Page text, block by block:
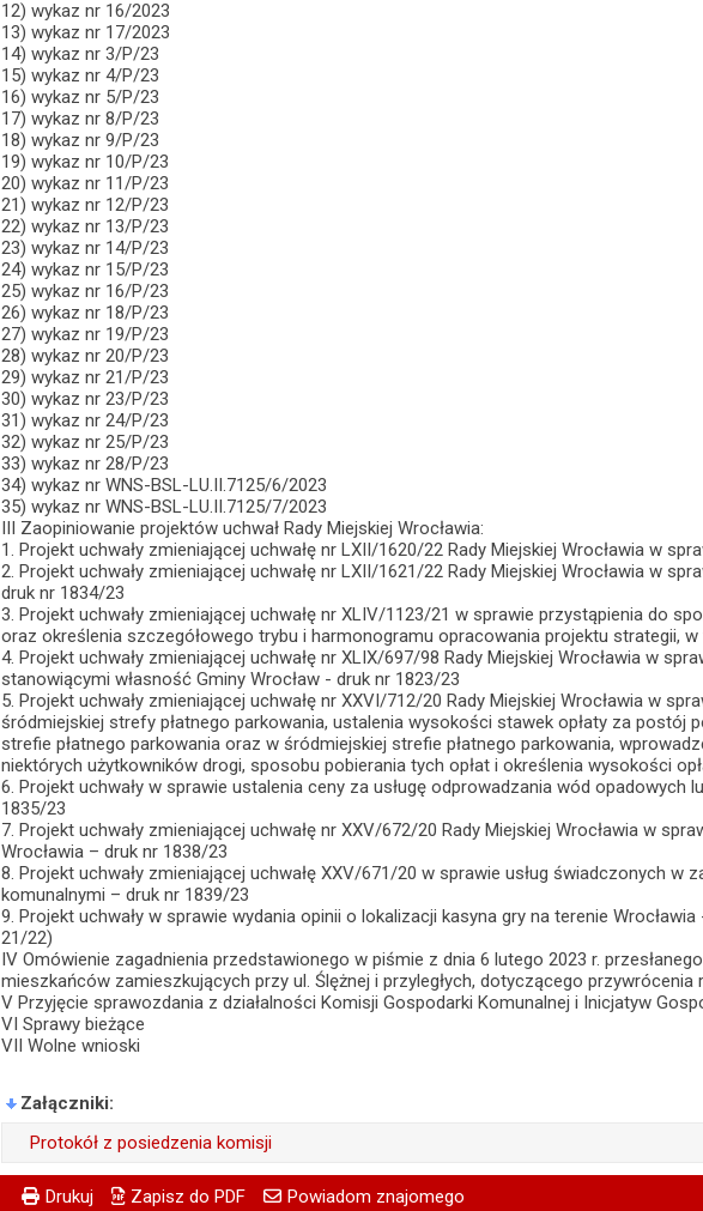
12) wykaz nr 16/2023
13) wykaz nr 17/2023
14) wykaz nr 3/P/23
15) wykaz nr 4/P/23
16) wykaz nr 5/P/23
17) wykaz nr 8/P/23
18) wykaz nr 9/P/23
19) wykaz nr 10/P/23
20) wykaz nr 11/P/23
21) wykaz nr 12/P/23
22) wykaz nr 13/P/23
23) wykaz nr 14/P/23
24) wykaz nr 15/P/23
25) wykaz nr 16/P/23
26) wykaz nr 18/P/23
27) wykaz nr 19/P/23
28) wykaz nr 20/P/23
29) wykaz nr 21/P/23
30) wykaz nr 23/P/23
31) wykaz nr 24/P/23
32) wykaz nr 25/P/23
33) wykaz nr 28/P/23
34) wykaz nr WNS-BSL-LU.II.7125/6/2023
35) wykaz nr WNS-BSL-LU.II.7125/7/2023
III Zaopiniowanie projektów uchwał Rady Miejskiej Wrocławia:
1. Projekt uchwały zmieniającej uchwałę nr LXII/1620/22 Rady Miejskiej Wrocławia w
2. Projekt uchwały zmieniającej uchwałę nr LXII/1621/22 Rady Miejskiej Wrocławia w
druk nr 1834/23
3. Projekt uchwały zmieniającej uchwałę nr XLIV/1123/21 w sprawie przystąpienia do
oraz określenia szczegółowego trybu i harmonogramu opracowania projektu strategii,
4. Projekt uchwały zmieniającej uchwałę nr XLIX/697/98 Rady Miejskiej Wrocławia w
stanowiącymi własność Gminy Wrocław - druk nr 1823/23
5. Projekt uchwały zmieniającej uchwałę nr XXVI/712/20 Rady Miejskiej Wrocławia w
śródmiejskiej strefy płatnego parkowania, ustalenia wysokości stawek opłaty za
strefie płatnego parkowania oraz w śródmiejskiej strefie płatnego parkowania,
niektórych użytkowników drogi, sposobu pobierania tych opłat i określenia wysokości
6. Projekt uchwały w sprawie ustalenia ceny za usługę odprowadzania wód opadowych
1835/23
7. Projekt uchwały zmieniającej uchwałę nr XXV/672/20 Rady Miejskiej Wrocławia w
Wrocławia – druk nr 1838/23
8. Projekt uchwały zmieniającej uchwałę XXV/671/20 w sprawie usług świadczonych w
komunalnymi – druk nr 1839/23
9. Projekt uchwały w sprawie wydania opinii o lokalizacji kasyna gry na terenie
21/22)
IV Omówienie zagadnienia przedstawionego w piśmie z dnia 6 lutego 2023 r.
mieszkańców zamieszkujących przy ul. Ślężnej i przyległych, dotyczącego przywrócenia
V Przyjęcie sprawozdania z działalności Komisji Gospodarki Komunalnej i Inicjatyw
VI Sprawy bieżące
VII Wolne wnioski
Załączniki
Protokół z posiedzenia komisji
Wytworzył:
Metryczka
Wytworzył:
Mirosław Lach
Powiadom znajomego Powiadom znajomego
Twoje imię i nazwiskoPole wymagane
Drukuj Zapisz do PDF Powiadom znajomego